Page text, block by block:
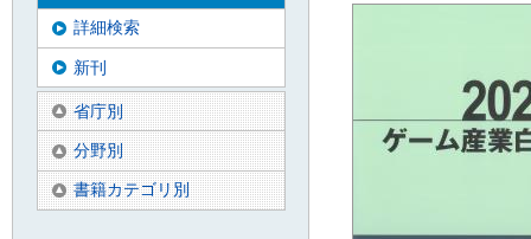
詳細検索
新刊
省庁別
分野別
書籍カテゴリ別